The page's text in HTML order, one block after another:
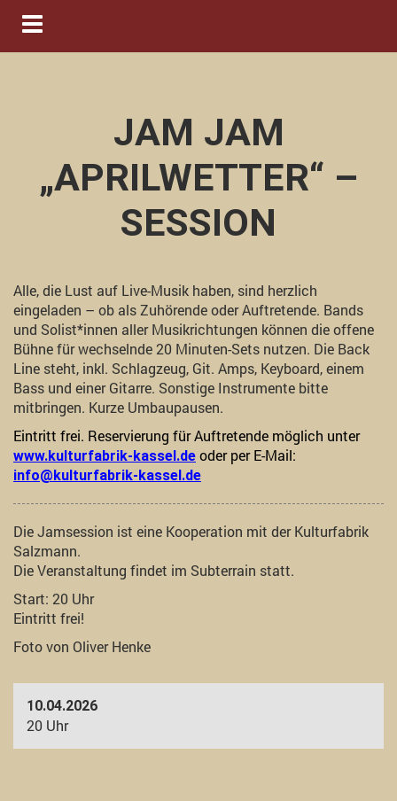
Navigation ein-/ausblenden
JAM JAM
„APRILWETTER“ –
SESSION
Alle, die Lust auf Live-Musik haben, sind herzlich
eingeladen – ob als Zuhörende oder Auftretende. Bands
und Solist*innen aller Musikrichtungen können die offene
Bühne für wechselnde 20 Minuten-Sets nutzen. Die Back
Line steht, inkl. Schlagzeug, Git. Amps, Keyboard, einem
Bass und einer Gitarre. Sonstige Instrumente bitte
mitbringen. Kurze Umbaupausen.
Eintritt frei. Reservierung für Auftretende möglich unter
www.kulturfabrik-kassel.de oder per E-Mail:
info@kulturfabrik-kassel.de
Die Jamsession ist eine Kooperation mit der Kulturfabrik
Salzmann.
Die Veranstaltung findet im Subterrain statt.
Start: 20 Uhr
Eintritt frei!
Foto von Oliver Henke
10.04.2026
20 Uhr